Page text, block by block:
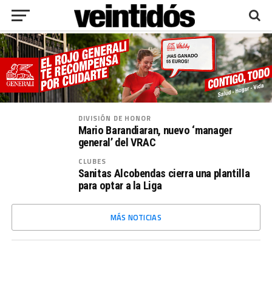
DIVISIÓN DE HONOR
Mario Barandiaran, nuevo ‘manager
general’ del VRAC
CLUBES
Sanitas Alcobendas cierra una plantilla
para optar a la Liga
MÁS NOTICIAS